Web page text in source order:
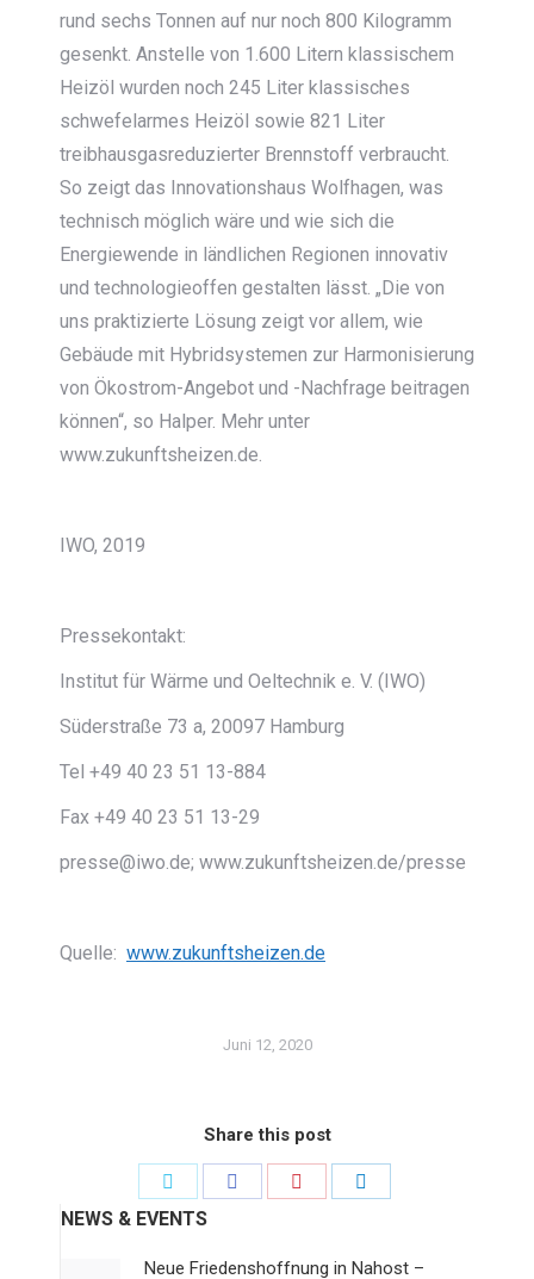
rund sechs Tonnen auf nur noch 800 Kilogramm
gesenkt. Anstelle von 1.600 Litern klassischem
Heizöl wurden noch 245 Liter klassisches
schwefelarmes Heizöl sowie 821 Liter
treibhausgasreduzierter Brennstoff verbraucht.
So zeigt das Innovationshaus Wolfhagen, was
technisch möglich wäre und wie sich die
Energiewende in ländlichen Regionen innovativ
und technologieoffen gestalten lässt. „Die von
uns praktizierte Lösung zeigt vor allem, wie
Gebäude mit Hybridsystemen zur Harmonisierung
von Ökostrom-Angebot und -Nachfrage beitragen
können“, so Halper. Mehr unter
www.zukunftsheizen.de.
IWO, 2019
Pressekontakt:
Institut für Wärme und Oeltechnik e. V. (IWO)
Süderstraße 73 a, 20097 Hamburg
Tel +49 40 23 51 13-884
Fax +49 40 23 51 13-29
presse@iwo.de; www.zukunftsheizen.de/presse
Quelle: www.zukunftsheizen.de
Juni 12, 2020
Share this post
on
NEWS & EVENTS
Neue Friedenshoffnung in Nahost –